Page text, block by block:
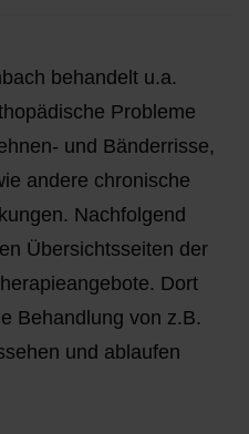
behandelt u.a.
Probleme
und Bänderrisse,
andere chronische
Nachfolgend
Übersichtsseiten der
Dort
Behandlung von z.B.
und ablaufen